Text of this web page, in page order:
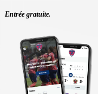
Entrée gratuite.